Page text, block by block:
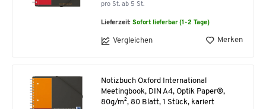
pro St. ab 5 St.
Lieferzeit:Sofort lieferbar (1-2 Tage)
Vergleichen Merken
Notizbuch Oxford International
Meetingbook, DIN A4, Optik Paper®,
80g/m², 80 Blatt, 1 Stück, kariert